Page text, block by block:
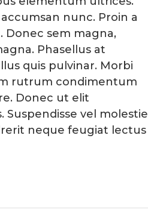
nunc. Proin a
Donec sem magna,
Phasellus at
quis pulvinar. Morbi
rutrum condimentum
Donec ut elit
vel molestie
neque feugiat lectus